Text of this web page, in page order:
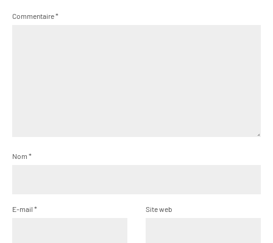
Commentaire*
Nom *
E-mail * Site web